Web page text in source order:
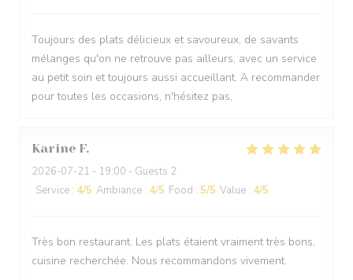
Toujours des plats délicieux et savoureux, de savants
mélanges qu'on ne retrouve pas ailleurs, avec un service
au petit soin et toujours aussi accueillant. A recommander
pour toutes les occasions, n'hésitez pas,
Karine F
2026-07-21 - 19:00 - Guests 2
Service : 4/5 Ambiance : 4/5 Food : 5/5 Value : 4/5
Très bon restaurant. Les plats étaient vraiment très bons,
cuisine recherchée. Nous recommandons vivement.